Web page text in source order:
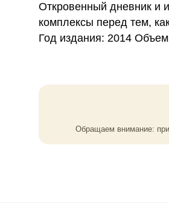
Откровенный дневник и
комплексы перед тем,
Год издания: 2014
Обращаем внимание: